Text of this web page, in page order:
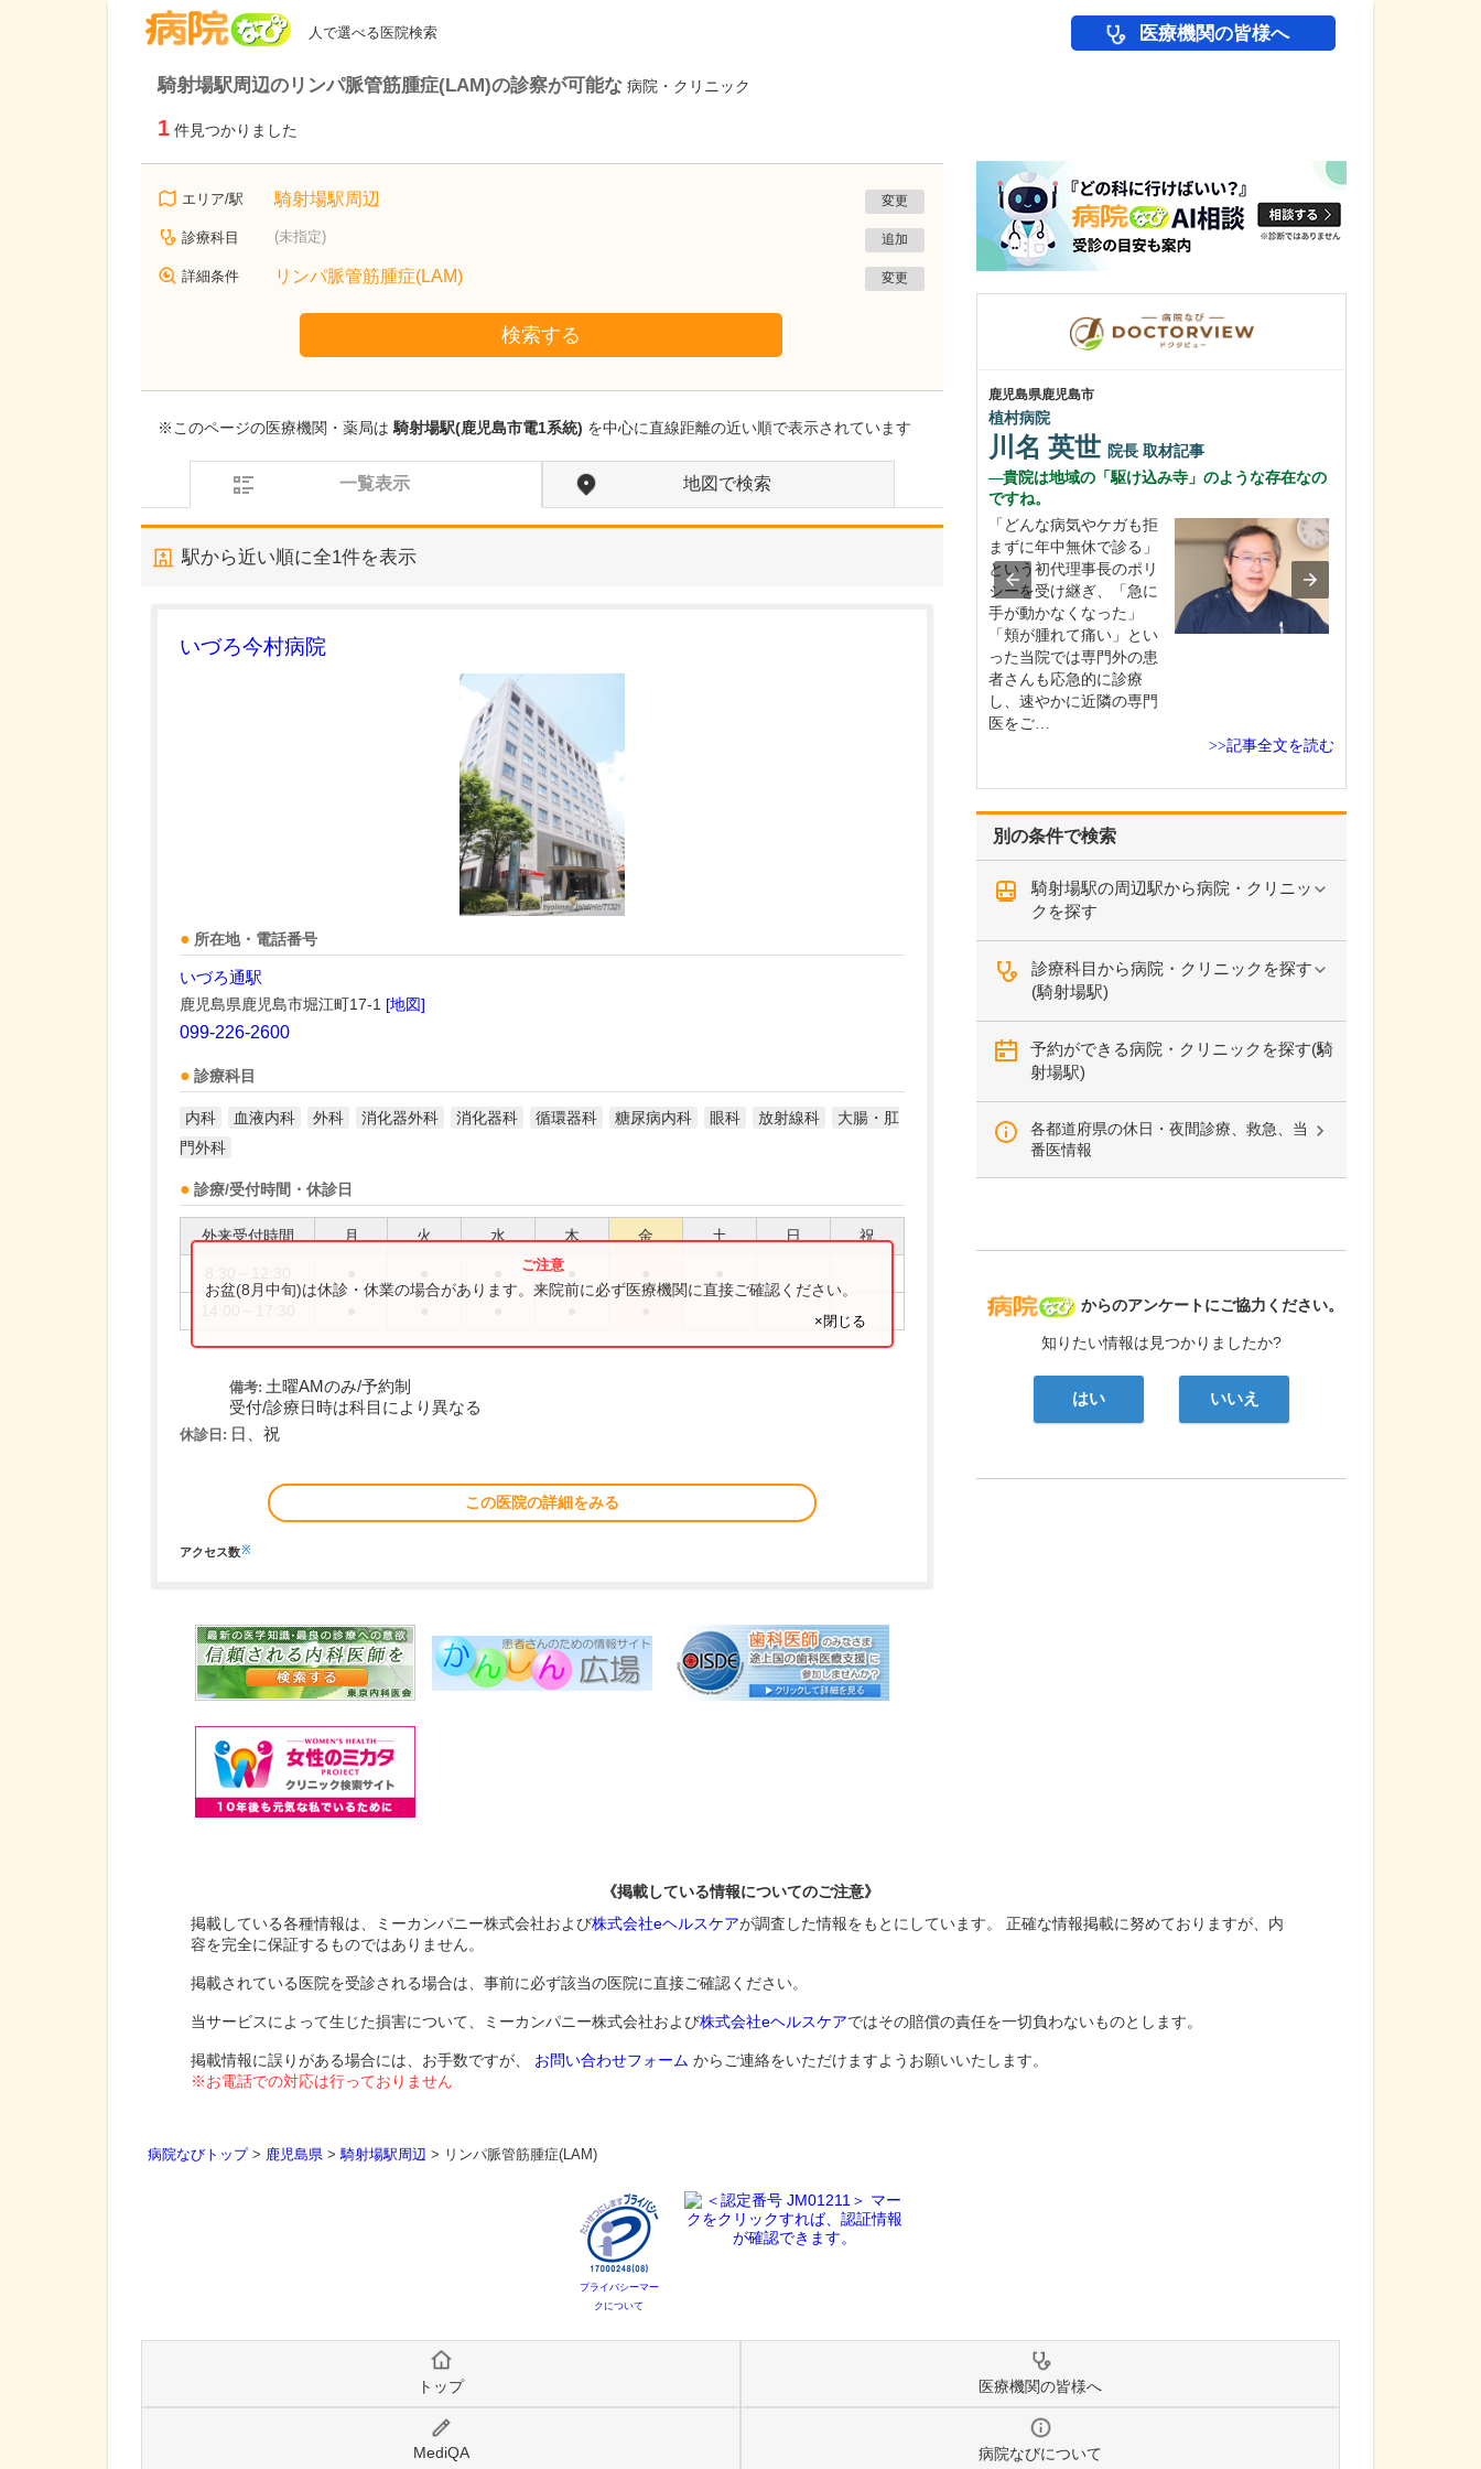
人で選べる医院検索 医療機関の皆様へ
騎射場駅周辺のリンパ脈管筋腫症(LAM)の診察が可能な 病院・クリニック
1 件見つかりました
エリア/駅 騎射場駅周辺 変更
診療科目 (未指定) 追加
詳細条件 リンパ脈管筋腫症(LAM) 変更
検索する
※このページの医療機関・薬局は騎射場駅(鹿児島市電1系統) を中心に直線距離の近い順で表示されています
一覧表示 地図で検索
駅から近い順に全1件を表示
いづろ今村病院
所在地・電話番号
いづろ通駅
鹿児島県鹿児島市堀江町17-1 [地図]
099-226-2600
診療科目
内科 血液内科 外科 消化器外科 消化器科 循環器科 糖尿病内科 眼科 放射線科
大腸・肛
門外科
診療/受付時間・休診日
外来受付時間 月 火 水 木 金 土 日 祝
お盆(8月中旬)は休診・休業の場合があります。来院前に必ず医療機関に直接ご確認ください。
×閉じる
備考: 土曜AMのみ/予約制
受付/診療日時は科目により異なる
休診日: 日、祝
この医院の詳細をみる
アクセス数※
別の条件で検索
騎射場駅の周辺駅から病院・クリニッ
クを探す
診療科目から病院・クリニックを探す
(騎射場駅)
予約ができる病院・クリニックを探す(騎
射場駅)
各都道府県の休日・夜間診療、救急、当
番医情報
病院なび
からのアンケートにご協力ください。
知りたい情報は見つかりましたか?
はい いいえ
鹿児島県鹿児島市
あいろ歯科医院
歯科医師を志したきっかけを教えてください。
中学生のときに出会った
女性の歯科医師に憧れた
鹿児島県鹿児島市
植村病院
川名 英世 院長 取材記事
貴院は地域の「駆け込み寺」のような存在なの
ですね。
「どんな病気やケガも拒
まずに年中無休で診る」
という初代理事長のポリ
シーを受け継ぎ、「急に
手が動かなくなった」
「頬が腫れて痛い」とい
った当院では専門外の患
者さんも応急的に診療
し、速やかに近隣の専門
医をご…
>>記事全文を読む
《掲載している情報についてのご注意》
掲載している各種情報は、ミーカンパニー株式会社および株式会社eヘルスケアが調査した情報をもとにしています。 正確な情報掲載に努めておりますが、内
容を完全に保証するものではありません。
掲載されている医院を受診される場合は、事前に必ず該当の医院に直接ご確認ください。
当サービスによって生じた損害について、ミーカンパニー株式会社および株式会社eヘルスケアではその賠償の責任を一切負わないものとします。
掲載情報に誤りがある場合には、お手数ですが、 お問い合わせフォーム からご連絡をいただけますようお願いいたします。
※お電話での対応は行っておりません
病院なびトップ> 鹿児島県 >騎射場駅周辺 > リンパ脈管筋腫症(LAM)
プライバシーマー
クについて
トップ 医療機関の皆様へ
MediQA 病院なびについて